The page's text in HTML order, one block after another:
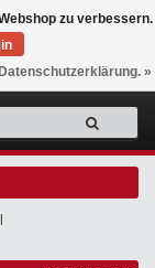
0
zu verbessern.
»